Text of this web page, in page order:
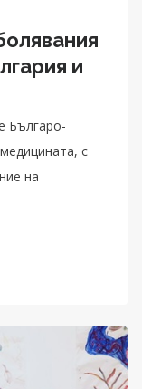
и
Българо-
с
на